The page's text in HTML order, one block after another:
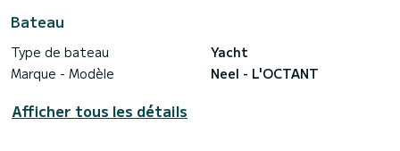
Bateau
Type de bateau
Yacht
Marque - Modèle
Neel - L'OCTANT
Afficher tous les détails